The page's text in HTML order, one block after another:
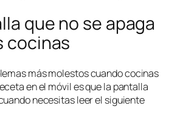
que no se apaga
cocinas
más molestos cuando cocinas
en el móvil es que la pantalla
necesitas leer el siguiente